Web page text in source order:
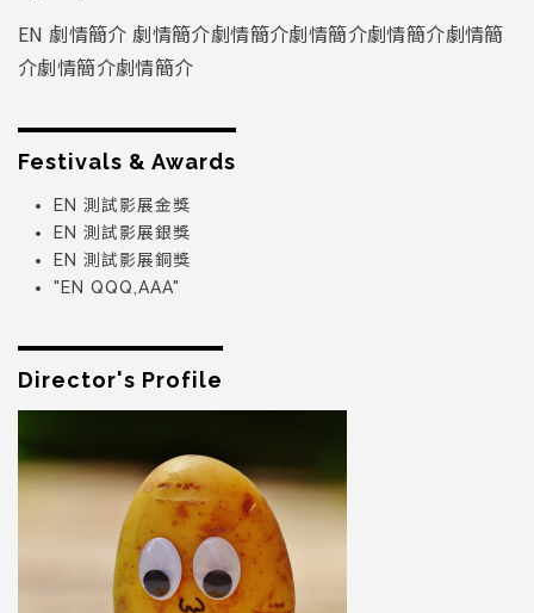
EN 劇情簡介 劇情簡介劇情簡介劇情簡介劇情簡介劇情簡
介劇情簡介劇情簡介
Festivals & Awards
EN 測試影展金獎
EN 測試影展銀獎
EN 測試影展銅獎
"EN QQQ,AAA"
Director's Profile